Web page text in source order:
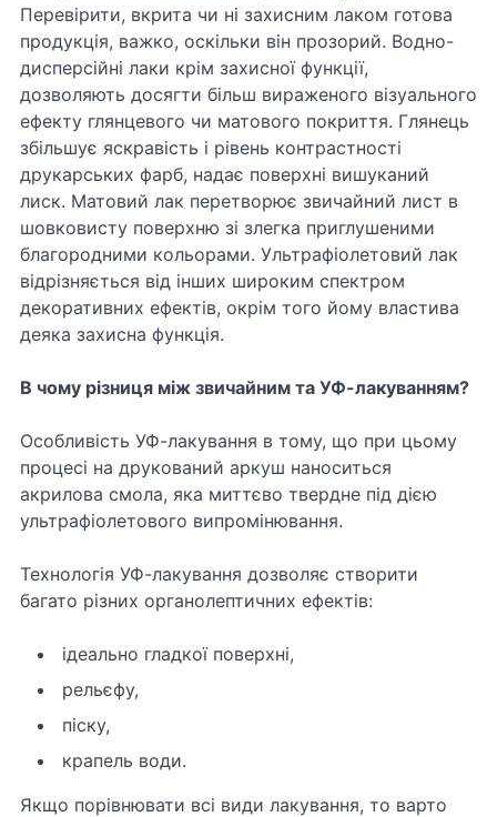
Перевірити, вкрита чи ні захисним лаком готова
продукція, важко, оскільки він прозорий. Водно-
дисперсійні лаки крім захисної функції,
дозволяють досягти більш вираженого візуального
ефекту глянцевого чи матового покриття. Глянець
збільшує яскравість і рівень контрастності
друкарських фарб, надає поверхні вишуканий
лиск. Матовий лак перетворює звичайний лист в
шовковисту поверхню зі злегка приглушеними
благородними кольорами. Ультрафіолетовий лак
відрізняється від інших широким спектром
декоративних ефектів, окрім того йому властива
деяка захисна функція.
В чому різниця між звичайним та УФ-лакуванням?
Особливість УФ-лакування в тому, що при цьому
процесі на друкований аркуш наноситься
акрилова смола, яка миттєво твердне під дією
ультрафіолетового випромінювання.
Технологія УФ-лакування дозволяє створити
багато різних органолептичних ефектів:
ідеально гладкої поверхні,
рельєфу,
піску,
крапель води.
Якщо порівнювати всі види лакування, то варто